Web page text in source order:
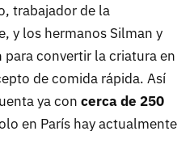
trabajador de la
y los hermanos Silman y
para convertir la criatura en
de comida rápida. Así
ya con cerca de 250
en París hay actualmente